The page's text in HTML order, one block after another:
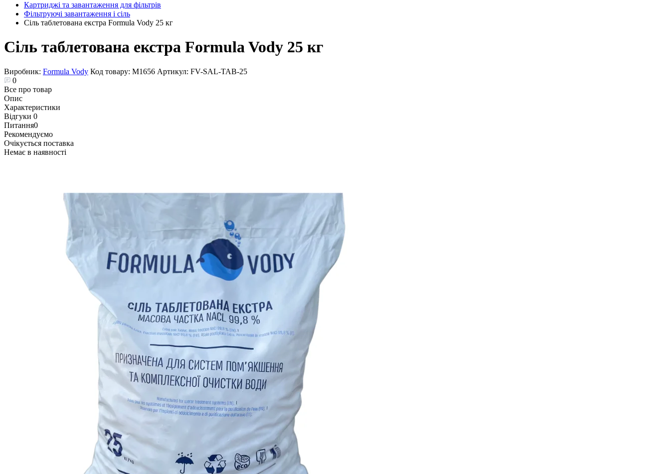
Картриджі та завантаження для фільтрів
Фільтруючі завантаження і сіль
Сіль таблетована екстра Formula Vody 25 кг
Сіль таблетована екстра Formula Vody 25 кг
Виробник: Formula Vody Код товару: М1656 Артикул: FV-SAL-TAB-25
0
Все про товар
Опис
Характеристики
Відгуки 0
Питання0
Рекомендуємо
Очікується поставка
Немає в наявності